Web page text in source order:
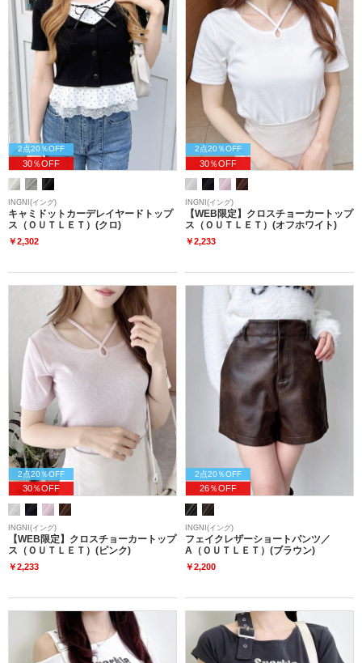
2点20％OFF
30％OFF
INGNI(イング)
キャミドットカーデレイヤードトップ
ス（ＯＵＴＬＥＴ）(クロ)
￥2,302
2点20％OFF
30％OFF
INGNI(イング)
【WEB限定】クロスチョーカートップ
ス（ＯＵＴＬＥＴ）(オフホワイト)
￥2,233
2点20％OFF
30％OFF
INGNI(イング)
【WEB限定】クロスチョーカートップ
ス（ＯＵＴＬＥＴ）(ピンク)
￥2,233
2点20％OFF
26％OFF
INGNI(イング)
フェイクレザーショートパンツ／
A（ＯＵＴＬＥＴ）(ブラウン)
￥2,200